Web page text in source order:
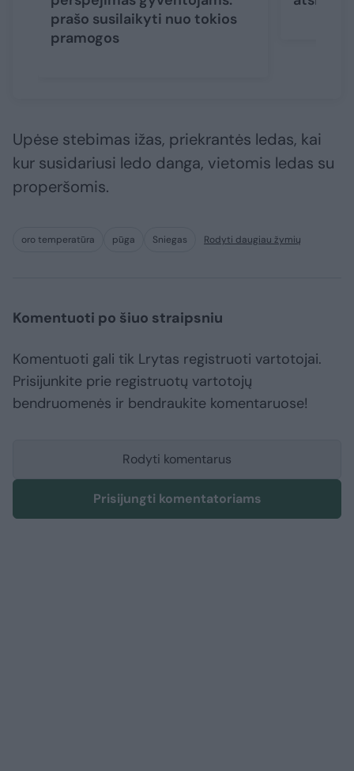
prašo susilaikyti nuo tokios
pramogos
Upėse stebimas ižas, priekrantės ledas, kai
kur susidariusi ledo danga, vietomis ledas su
properšomis.
oro temperatūra pūga Sniegas Rodyti daugiau žymių
Komentuoti po šiuo straipsniu
Komentuoti gali tik Lrytas registruoti vartotojai.
Prisijunkite prie registruotų vartotojų
bendruomenės ir bendraukite komentaruose!
Rodyti komentarus
Prisijungti komentatoriams